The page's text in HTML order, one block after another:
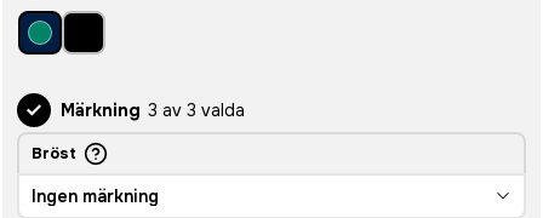
Märkning 3 av 3 valda
Bröst
Ingen märkning